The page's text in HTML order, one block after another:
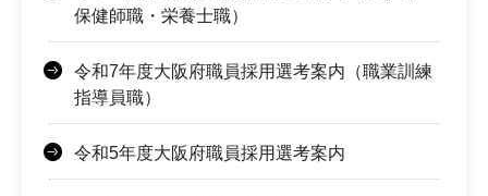
保健師職・栄養士職）
令和7年度大阪府職員採用選考案内（職業訓練
指導員職）
令和5年度大阪府職員採用選考案内